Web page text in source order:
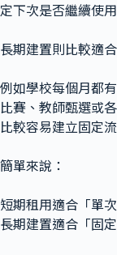
定下次是否繼續使用
長期建置則比較適
例如學校每個月都
比賽、教師甄選或
比較容易建立固定流
簡單來說：
短期租用適合「單
長期建置適合「固